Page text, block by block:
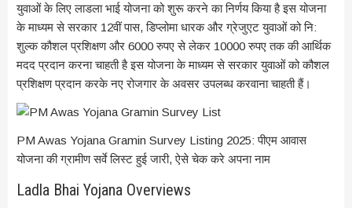
युवाओं के लिए लाडला भाई योजना को शुरू करने का निर्णय किया है इस योजना
के माध्यम से सरकार 12वीं पास, डिप्लोमा धारक और ग्रेजुएट युवाओं को नि:
शुल्क कौशल प्रशिक्षण और 6000 रुपए से लेकर 10000 रुपए तक की आर्थिक
मदद प्रदान करना चाहती है इस योजना के माध्यम से सरकार युवाओं को कौशल
प्रशिक्षण प्रदान करके नए रोजगार के अवसर उपलब्ध करवाना चाहती हैं।
PM Awas Yojana Gramin Survey Listing 2025: पीएम आवास
योजना की ग्रामीण सर्वे लिस्ट हुई जारी, ऐसे चेक करे अपना नाम
Ladla Bhai Yojana Overviews